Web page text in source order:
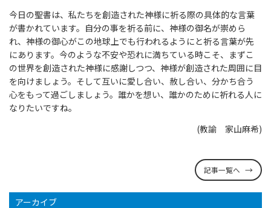
今日の聖書は、私たちを創造された神様に祈る際の具体的な言葉
が書かれています。自分の事を祈る前に、神様の御名が崇めら
れ、神様の御心がこの地球上でも行われるようにと祈る言葉が先
にあります。今のような不安や恐れに満ちている時こそ、まずこ
の世界を創造された神様に感謝しつつ、神様が創造された周囲に目
を向けましょう。そして互いに愛し合い、赦し合い、分かち合う
心をもって過ごしましょう。誰かを想い、誰かのために祈れる人に
なりたいですね。
(教諭 家山麻希)
記事一覧へ
アーカイブ